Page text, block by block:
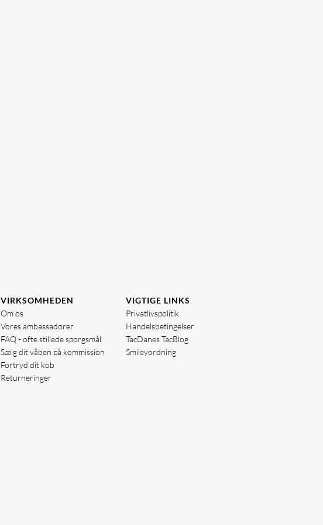
VIRKSOMHEDEN
Om os
Vores ambassadører
FAQ - ofte stillede spørgsmål
Sælg dit våben på kommission
Fortryd dit køb
Returneringer
VIGTIGE LINKS
Privatlivspolitik
Handelsbetingelser
TacDanes TacBlog
Smileyordning